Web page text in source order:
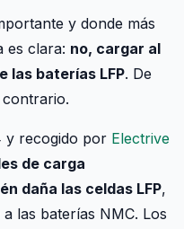
y donde más
es clara: no, cargar al
las baterías LFP. De
y recogido por Electrive
de carga
daña las celdas LFP,
las baterías NMC. Los